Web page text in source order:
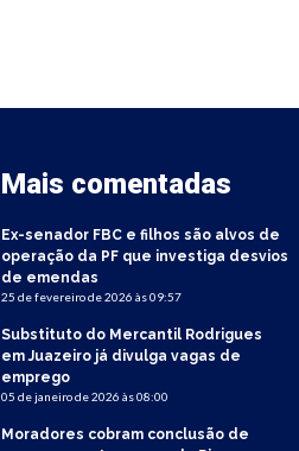
Mais comentadas
Ex-senador FBC e filhos são alvos de
operação da PF que investiga desvios
de emendas
25 de fevereiro de 2026 às 09:57
Substituto do Mercantil Rodrigues
em Juazeiro já divulga vagas de
emprego
05 de janeiro de 2026 às 08:00
Moradores cobram conclusão de